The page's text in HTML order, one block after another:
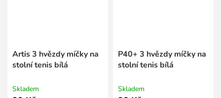
Artis 3 hvězdy míčky na
stolní tenis bílá
Skladem
P40+ 3 hvězdy míčky na
stolní tenis bílá
Skladem